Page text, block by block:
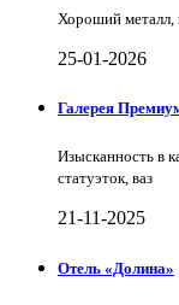
Хороший металл,
25-01-2026
Галерея
Изысканность в
статуэток, ваз
21-11-2025
Отель «Долина»